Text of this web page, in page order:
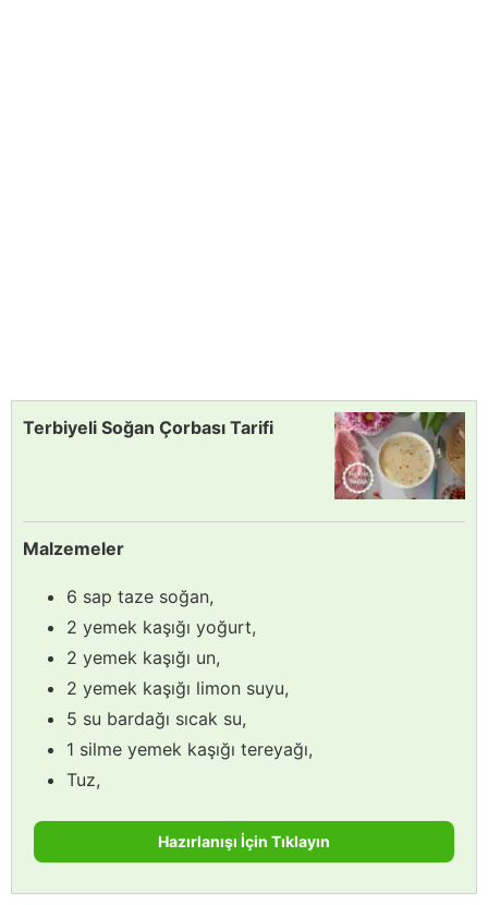
Terbiyeli Soğan Çorbası Tarifi
Malzemeler
6 sap taze soğan,
2 yemek kaşığı yoğurt,
2 yemek kaşığı un,
2 yemek kaşığı limon suyu,
5 su bardağı sıcak su,
1 silme yemek kaşığı tereyağı,
Tuz,
Hazırlanışı İçin Tıklayın